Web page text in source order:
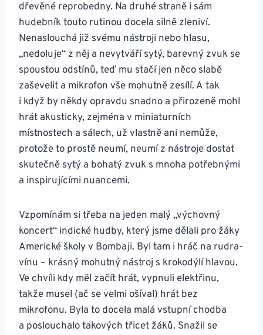
dřevěné reprobedny. Na druhé straně i sám
hudebník touto rutinou docela silně zleniví.
Nenaslouchá již svému nástroji nebo hlasu,
„nedoluje“ z něj a nevytváří sytý, barevný zvuk se
spoustou odstínů, teď mu stačí jen něco slabě
zaševelit a mikrofon vše mohutně zesílí. A tak
i když by někdy opravdu snadno a přirozeně mohl
hrát akusticky, zejména v miniaturních
místnostech a sálech, už vlastně ani nemůže,
protože to prostě neumí, neumí z nástroje dostat
skutečně sytý a bohatý zvuk s mnoha potřebnými
a inspirujícími nuancemi.
Vzpomínám si třeba na jeden malý „výchovný
koncert“ indické hudby, který jsme dělali pro žáky
Americké školy v Bombaji. Byl tam i hráč na rudra-
vínu – krásný mohutný nástroj s krokodýlí hlavou.
Ve chvíli kdy měl začít hrát, vypnuli elektřinu,
takže musel (ač se velmi ošíval) hrát bez
mikrofonu. Byla to docela malá vstupní chodba
a poslouchalo takových třicet žáků. Snažil se